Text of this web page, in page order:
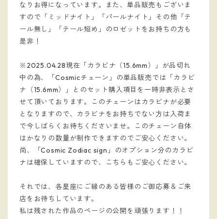
なりお得になっています。また、単品販売もございま
すので「ミッドナイト」「パールナイト」その他「テ
ール無し」「テール短め」のロゼットをお持ちの方も
是非！
※2025.04.28現在「カラビナ（15.6mm）」が品切れ
中の為、「Cosmicチェーン」の単品販売では「カラビ
ナ（15.6mm）」とのセット購入項目を一時非表示とさ
せて頂いております。このチェーンはカラビナが必要
となりますので、カラビナをお持ちでない方は入荷ま
で今しばらくお待ちくださいませ。このチェーン自体
はかなりの数量が制作できますのでご安心ください。
尚、「Cosmic Zodiac sign」のオプション分のカラビ
ナは確保していますので、こちらもご安心ください。
それでは、各星座にご縁のある皆様のご御応募＆ご来
店をお待ちしています。
私は残された作品のページの公開を頑張ります！！